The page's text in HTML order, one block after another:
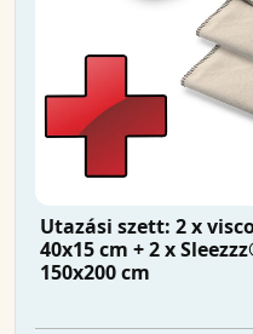
Utazási szett: 2 x
40x15 cm + 2 x
150x200 cm